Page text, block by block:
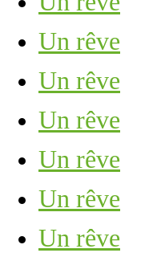
Un rêve
Un rêve
Un rêve
Un rêve
Un rêve
Un rêve